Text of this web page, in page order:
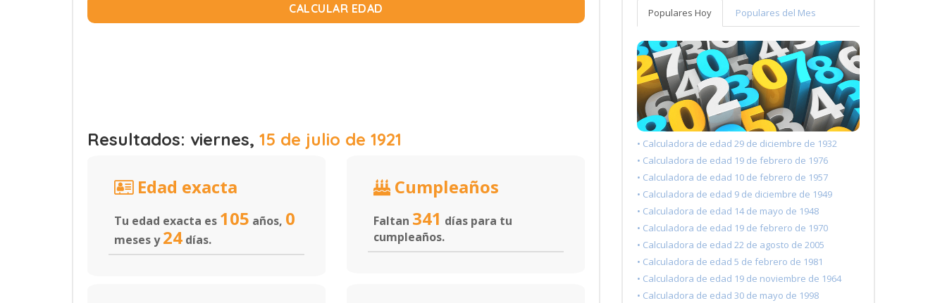
CALCULAR EDAD
Resultados: viernes, 15 de julio de 1921
Edad exacta
Tu edad exacta es 105 años, 0
meses y24 días.
Cumpleaños
Faltan 341 días para tu
cumpleaños.
Populares Hoy Populares del Mes
• Calculadora de edad 29 de diciembre de 1932
• Calculadora de edad 19 de febrero de 1976
• Calculadora de edad 10 de febrero de 1957
• Calculadora de edad 9 de diciembre de 1949
• Calculadora de edad 14 de mayo de 1948
• Calculadora de edad 19 de febrero de 1970
• Calculadora de edad 22 de agosto de 2005
• Calculadora de edad 5 de febrero de 1981
• Calculadora de edad 19 de noviembre de 1964
• Calculadora de edad 30 de mayo de 1998